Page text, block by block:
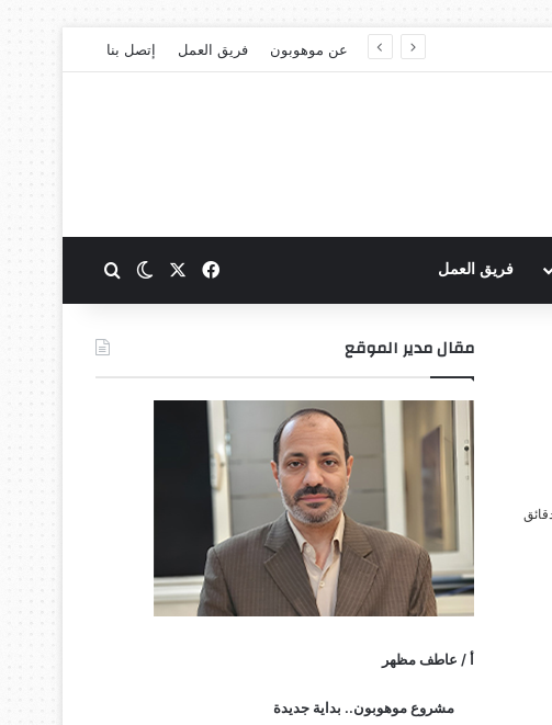
عن موهوبون فريق العمل إتصل بنا
فريق العمل فيسبوك الوضع المظلم
مقال مدير الموقع
أ / عاطف مظهر
مشروع موهوبون.. بداية جديدة